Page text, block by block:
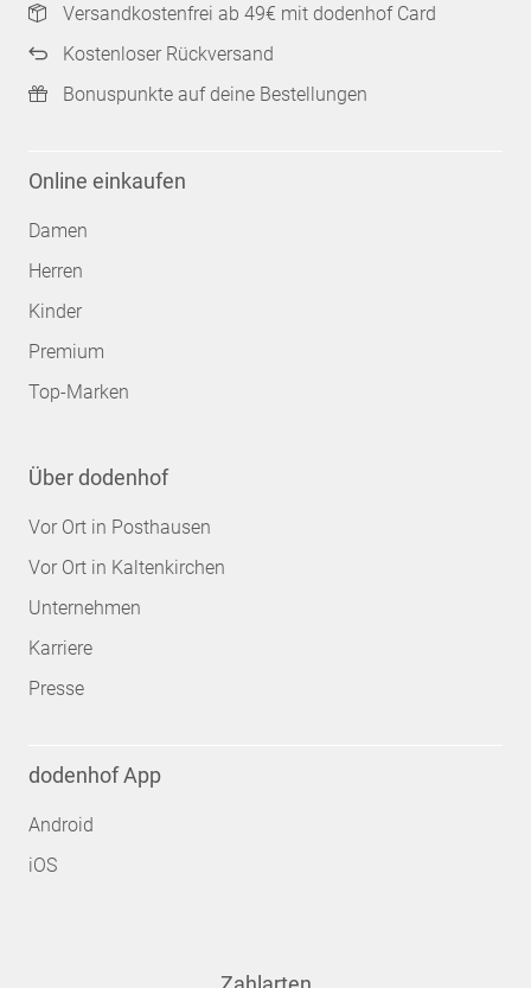
Versandkostenfrei ab 49€ mit dodenhof Card
Kostenloser Rückversand
Bonuspunkte auf deine Bestellungen
Online einkaufen
Damen
Herren
Kinder
Premium
Top-Marken
Über dodenhof
Vor Ort in Posthausen
Vor Ort in Kaltenkirchen
Unternehmen
Karriere
Presse
dodenhof App
Android
iOS